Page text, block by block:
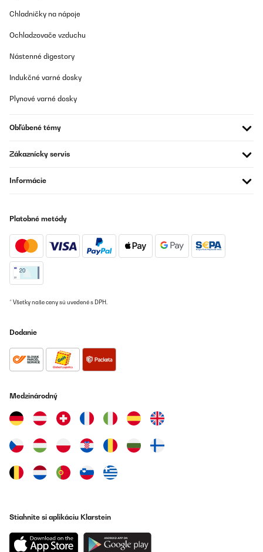
Mit freundlichen Grüßen
_______________________________
Guter Weinkühler. Erreicht auch bei warmer Umgebung die 5
Ansicht und Haptik.
Top Produkt. Sieht gut aus, tut was es soll. Einlagen schrubben
ein bisschen am Gummi in der Tür - ist aber egal.
Amazon-Benutzer
Très bonne facture pour cette cave à vin seul bémol quand on
veut changer le sens d’ouverture l’inscription de la marque se
Utilisateur d'Amazon
Preložiť
top !
Preložiť
Chladničky na nápoje
Ochladzovače vzduchu
Nástenné digestory
Indukčné varné dosky
Plynové varné dosky
Obľúbené témy
Zákaznícky servis
Informácie
Platobné metódy
* Všetky naše ceny sú uvedené s DPH.
Dodanie
Medzinárodný
Stiahnite si aplikáciu Klarstein